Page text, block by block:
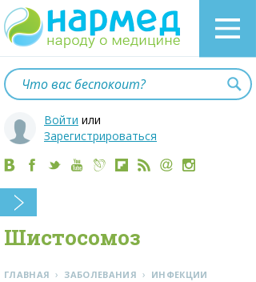
Войти или
Зарегистрироваться
Шистосомоз
ГЛАВНАЯ › ЗАБОЛЕВАНИЯ › ИНФЕКЦИИ